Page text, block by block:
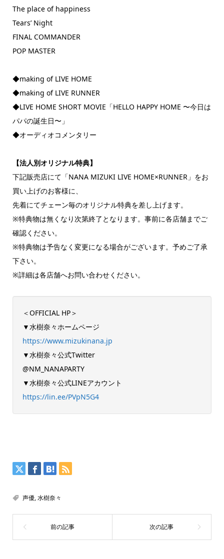
The place of happiness
Tears’ Night
FINAL COMMANDER
POP MASTER
◆making of LIVE HOME
◆making of LIVE RUNNER
◆LIVE HOME SHORT MOVIE「HELLO HAPPY HOME 〜今日は
パパの誕生日〜」
◆オーディオコメンタリー
【法人別オリジナル特典】
下記販売店にて「NANA MIZUKI LIVE HOME×RUNNER」をお
買い上げのお客様に、
先着にてチェーン毎のオリジナル特典を差し上げます。
※特典物は無くなり次第終了となります。事前に各店舗までご
確認ください。
※特典物は予告なく変更になる場合がございます。予めご了承
下さい。
※詳細は各店舗へお問い合わせください。
＜OFFICIAL HP＞
▼水樹奈々ホームページ
https://www.mizukinana.jp
▼水樹奈々公式Twitter
@NM_NANAPARTY
▼水樹奈々公式LINEアカウント
https://lin.ee/PVpN5G4
声優,水樹奈々